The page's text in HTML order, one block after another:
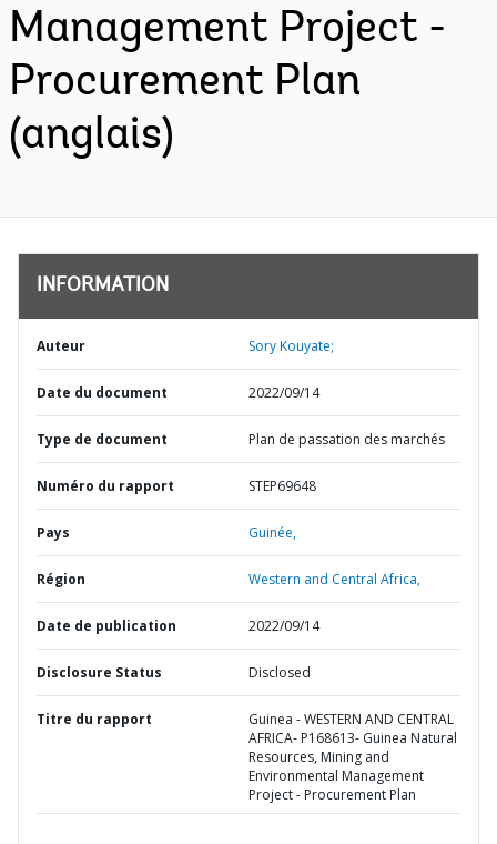
Management Project -
Procurement Plan
(anglais)
INFORMATION
Auteur Sory Kouyate;
Date du document 2022/09/14
Type de document Plan de passation des marchés
Numéro du rapport STEP69648
Pays Guinée,
Région Western and Central Africa,
Date de publication 2022/09/14
Disclosure Status Disclosed
Titre du rapport
Guinea - WESTERN AND CENTRAL
AFRICA- P168613- Guinea Natural
Resources, Mining and
Environmental Management
Project - Procurement Plan